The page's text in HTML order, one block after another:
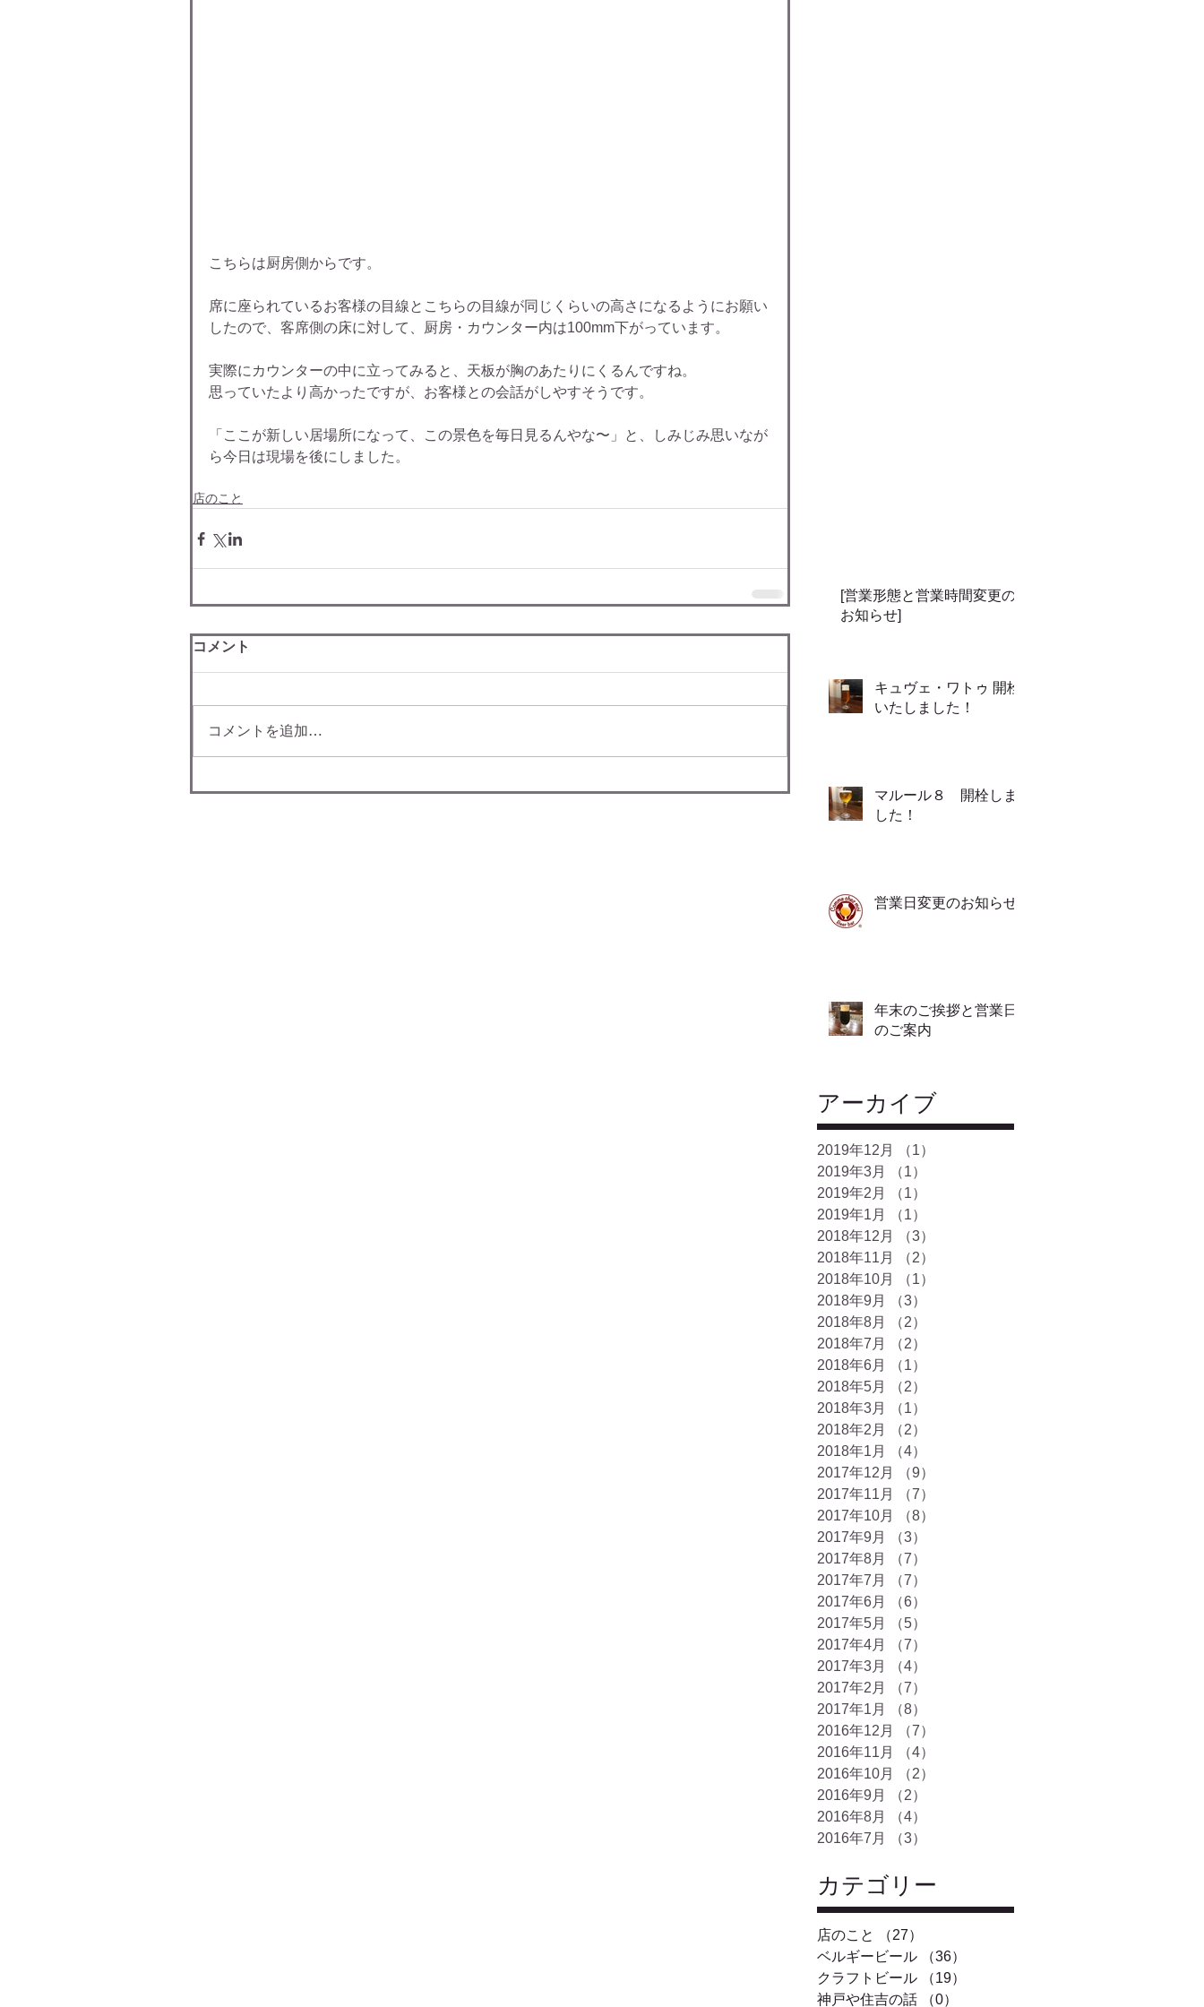
こちらは厨房側からです。
席に座られているお客様の目線とこちらの目線が同じくらいの高さになるようにお願い
したので、客席側の床に対して、厨房・カウンター内は100mm下がっています。
実際にカウンターの中に立ってみると、天板が胸のあたりにくるんですね。
思っていたより高かったですが、お客様との会話がしやすそうです。
「ここが新しい居場所になって、この景色を毎日見るんやな〜」と、しみじみ思いなが
ら今日は現場を後にしました。
店のこと
コメント
コメントを追加…
[営業形態と営業時間変更の
お知らせ]
キュヴェ・ワトゥ 開栓
いたしました！
マルール８ 開栓しま
した！
営業日変更のお知らせ
年末のご挨拶と営業日
のご案内
アーカイブ
2019年12月 （1）
2019年3月
（1）
2019年2月
（1）
2019年1月
（1）
2018年12月
（3）
2018年11月
（2）
2018年10月
（1）
2018年9月
（3）
2018年8月
（2）
2018年7月
（2）
2018年6月
（1）
2018年5月
（2）
2018年3月
（1）
2018年2月
（2）
2018年1月
（4）
2017年12月
（9）
2017年11月
（7）
2017年10月
（8）
2017年9月
（3）
2017年8月
（7）
2017年7月
（7）
2017年6月
（6）
2017年5月
（5）
2017年4月
（7）
2017年3月
（4）
2017年2月
（7）
2017年1月
（8）
2016年12月
（7）
2016年11月
（4）
2016年10月
（2）
2016年9月
（2）
2016年8月
（4）
2016年7月
（3）
カテゴリー
店のこと （27）
ベルギービール
（36）
クラフトビール
（19）
神戸や住吉の話
（0）